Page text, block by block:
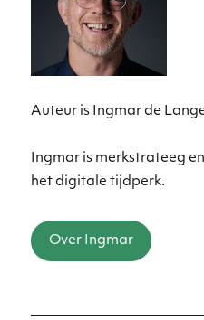
Auteur is Ingmar de
Ingmar is merkstrateeg
het digitale tijdperk.
Over Ingmar